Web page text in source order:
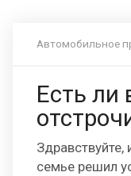
Автомобильное
Есть ли
семье решил